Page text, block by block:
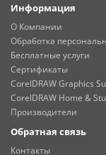
Информация
О Компании
Обработка
Бесплатные услуги
Сертификаты
CorelDRAW Graphics
CorelDRAW Home &
Производители
Обратная связь
Контакты